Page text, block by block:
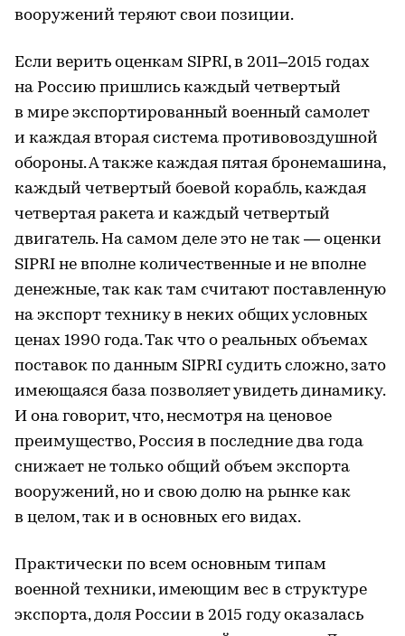
вооружений теряют свои позиции.
Если верить оценкам SIPRI, в 2011–2015 годах
на Россию пришлись каждый четвертый
в мире экспортированный военный самолет
и каждая вторая система противовоздушной
обороны. А также каждая пятая бронемашина,
каждый четвертый боевой корабль, каждая
четвертая ракета и каждый четвертый
двигатель. На самом деле это не так — оценки
SIPRI не вполне количественные и не вполне
денежные, так как там считают поставленную
на экспорт технику в неких общих условных
ценах 1990 года. Так что о реальных объемах
поставок по данным SIPRI судить сложно, зато
имеющаяся база позволяет увидеть динамику.
И она говорит, что, несмотря на ценовое
преимущество, Россия в последние два года
снижает не только общий объем экспорта
вооружений, но и свою долю на рынке как
в целом, так и в основных его видах.
Практически по всем основным типам
военной техники, имеющим вес в структуре
экспорта, доля России в 2015 году оказалась